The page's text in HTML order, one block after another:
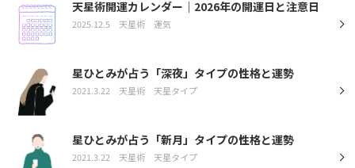
天星術開運カレンダー｜2026年の開運日と注意日
2025.12.5 天星術 運気
星ひとみが占う「深夜」タイプの性格と運勢
2021.3.22 天星術 天星タイプ
星ひとみが占う「新月」タイプの性格と運勢
2021.3.22 天星術 天星タイプ